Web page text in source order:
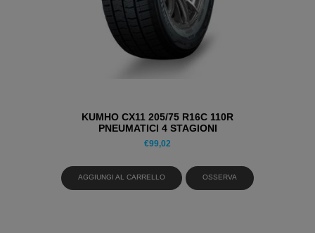
KUMHO CX11 205/75 R16C 110R
PNEUMATICI 4 STAGIONI
€99,02
AGGIUNGI AL CARRELLO OSSERVA